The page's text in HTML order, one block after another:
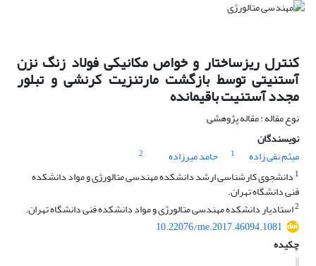
کنترل ریزساختار و خواص مکانیکی فولاد زنگ نزن
آستنیتی توسط بازگشت مارتنزیت کرنشی و تبلور
مجدد آستنیت باقیمانده
نوع مقاله : مقاله پژوهشی
نویسندگان
میثم نقی زاده
1 حامد میرزاده
2
1 دانشجوی کارشناسی ارشد دانشکده مهندسی متالورژی و مواد دانشکده
فنی دانشگاه تهران.
2استادیار دانشکده مهندسی متالورژی و مواد دانشکده فنی دانشگاه تهران.
10.22076/me.2017.46094.1081
چکیده